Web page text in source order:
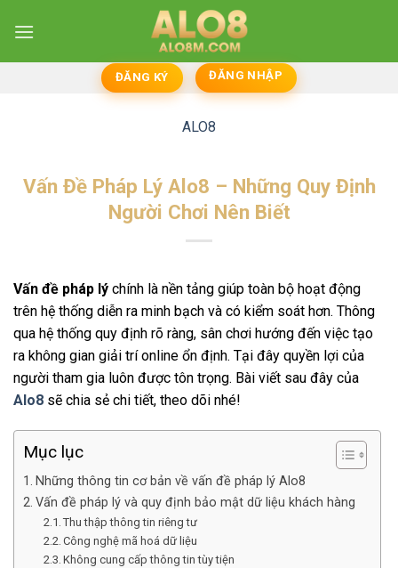
ĐĂNG KÝ ĐĂNG NHẬP
ALO8
Vấn Đề Pháp Lý Alo8 – Những Quy Định
Người Chơi Nên Biết
Vấn đề pháp lý chính là nền tảng giúp toàn bộ hoạt động
trên hệ thống diễn ra minh bạch và có kiểm soát hơn. Thông
qua hệ thống quy định rõ ràng, sân chơi hướng đến việc tạo
ra không gian giải trí online ổn định. Tại đây quyền lợi của
người tham gia luôn được tôn trọng. Bài viết sau đây của
Alo8 sẽ chia sẻ chi tiết, theo dõi nhé!
Mục lục
Những thông tin cơ bản về vấn đề pháp lý Alo8
Vấn đề pháp lý và quy định bảo mật dữ liệu khách hàng
Thu thập thông tin riêng tư
Công nghệ mã hoá dữ liệu
Không cung cấp thông tin tùy tiện